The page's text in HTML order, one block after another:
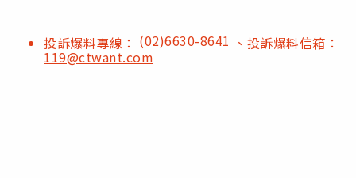
投訴爆料專線： (02)6630-8641 、投訴爆料信箱：
119@ctwant.com